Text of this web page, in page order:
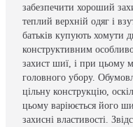
забезпечити хороший
теплий верхній одяг і
батьків купують хомути
конструктивним
захист шиї, і при цьому
головного убору.
цільну конструкцію,
цьому варіюється його
захисні властивості.